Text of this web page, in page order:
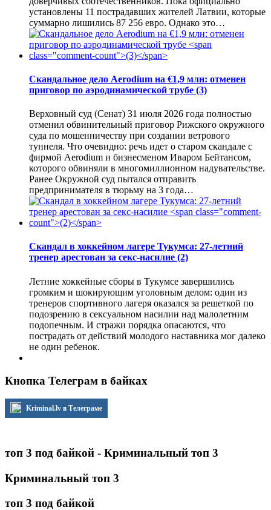
установлены 11 пострадавших жителей Латвии, которые
суммарно лишились 87 256 евро. Однако это…
Скандальное дело Aerodium на €1,9 млн: отменен
приговор по аэродинамической трубе (3)
Верховный суд (Сенат) 31 июля 2026 года полностью
отменил обвинительный приговор Рижского окружного
суда по мошенничеству при создании ветрового
туннеля. Что очевидно: речь идет о старом скандале с
фирмой Aerodium и бизнесменом Иваром Бейтансом,
которого обвиняли в многомиллионном надувательстве.
Ранее Окружной суд пытался отправить
предпринимателя в тюрьму на 3 года…
Скандал в хоккейном лагере Тукумса: 27-летний
тренер арестован за секс-насилие (2)
Летние хоккейные сборы в Тукумсе завершились
громким и шокирующим уголовным делом: один из
тренеров спортивного лагеря оказался за решеткой по
подозрению в сексуальном насилии над малолетним
подопечным. И стражи порядка опасаются, что
пострадать от действий молодого наставника мог далеко
не один ребенок.
Кнопка Телеграм в байках
Kriminal.lv в Телеграме
топ 3 под байкой - Криминальный топ 3
Криминальный топ 3
топ 3 под байкой